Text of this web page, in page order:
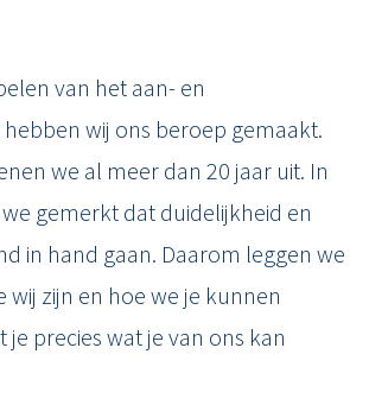
van het aan- en
wij ons beroep gemaakt.
we al meer dan 20 jaar uit. In
gemerkt dat duidelijkheid en
in hand gaan. Daarom leggen we
wij zijn en hoe we je kunnen
je precies wat je van ons kan